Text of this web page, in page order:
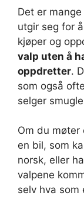
Det er
utgir seg for
kjøper og
valp uten å
oppdretter.
som også
selger
Om du møter
en bil, som
norsk, eller
valpene
selv hva som